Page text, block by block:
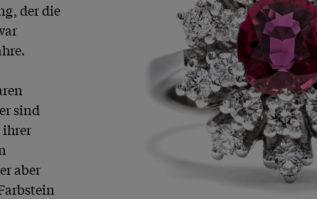
der die
sind
ihrer
aber